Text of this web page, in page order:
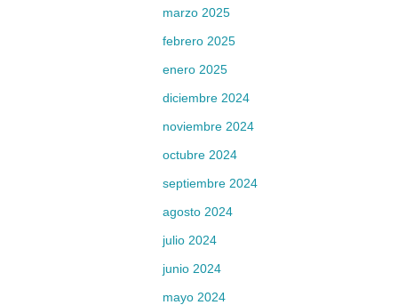
marzo 2025
febrero 2025
enero 2025
diciembre 2024
noviembre 2024
octubre 2024
septiembre 2024
agosto 2024
julio 2024
junio 2024
mayo 2024